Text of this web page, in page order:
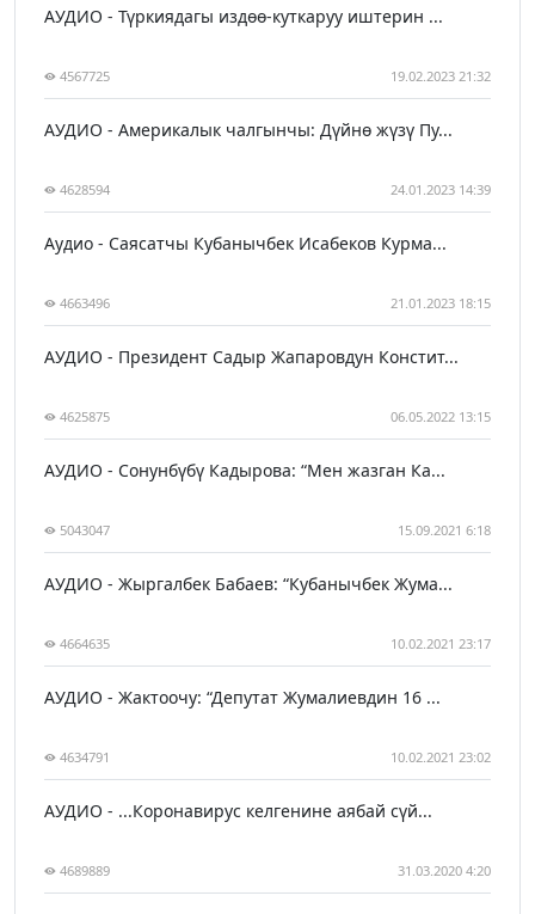
АУДИО - Түркиядагы издөө-куткаруу иштерин ...
4567725 19.02.2023 21:32
АУДИО - Америкалык чалгынчы: Дүйнө жүзү Пу...
4628594 24.01.2023 14:39
Аудио - Саясатчы Кубанычбек Исабеков Курма...
4663496 21.01.2023 18:15
АУДИО - Президент Садыр Жапаровдун Констит...
4625875 06.05.2022 13:15
АУДИО - Сонунбүбү Кадырова: “Мен жазган Ка...
5043047 15.09.2021 6:18
АУДИО - Жыргалбек Бабаев: “Кубанычбек Жума...
4664635 10.02.2021 23:17
АУДИО - Жактоочу: “Депутат Жумалиевдин 16 ...
4634791 10.02.2021 23:02
АУДИО - ...Коронавирус келгенине аябай сүй...
4689889 31.03.2020 4:20